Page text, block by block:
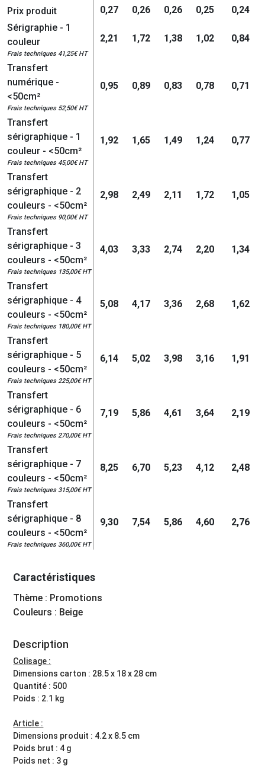
Prix produit 0,27 0,26 0,26 0,25
0,24
Sérigraphie - 1
couleur
Frais techniques 41,25€ HT
2,21 1,72 1,38 1,02 0,84
Transfert
numérique -
<50cm²
Frais techniques 52,50€ HT
0,95 0,89 0,83 0,78 0,71
Transfert
sérigraphique - 1
couleur - <50cm²
Frais techniques 45,00€ HT
1,92 1,65 1,49 1,24 0,77
Transfert
sérigraphique - 2
couleurs - <50cm²
Frais techniques 90,00€ HT
2,98 2,49 2,11 1,72 1,05
Transfert
sérigraphique - 3
couleurs - <50cm²
Frais techniques 135,00€ HT
4,03 3,33 2,74 2,20 1,34
Transfert
sérigraphique - 4
couleurs - <50cm²
Frais techniques 180,00€ HT
5,08 4,17 3,36 2,68 1,62
Transfert
sérigraphique - 5
couleurs - <50cm²
Frais techniques 225,00€ HT
6,14 5,02 3,98 3,16 1,91
Transfert
sérigraphique - 6
couleurs - <50cm²
Frais techniques 270,00€ HT
7,19 5,86 4,61 3,64 2,19
Transfert
sérigraphique - 7
couleurs - <50cm²
Frais techniques 315,00€ HT
8,25 6,70 5,23 4,12 2,48
Transfert
sérigraphique - 8
couleurs - <50cm²
Frais techniques 360,00€ HT
9,30 7,54 5,86 4,60 2,76
Caractéristiques
Thème : Promotions
Couleurs : Beige
Description
Colisage :
Dimensions carton : 28.5 x 18 x 28 cm
Quantité : 500
Poids : 2.1 kg
Article :
Dimensions produit : 4.2 x 8.5 cm
Poids brut : 4 g
Poids net : 3 g